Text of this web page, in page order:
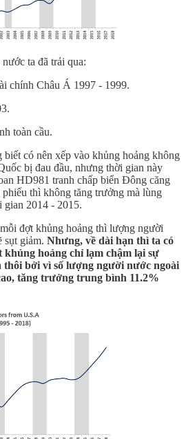
ta đã trải qua:
chính Châu Á 1997 - 1999.
toàn cầu.
có nên xếp vào khủng hoảng không
bị đau đầu, nhưng thời gian này
HD981 tranh chấp biển Đông căng
thì không tăng trưởng mà lùng
gian 2014 - 2015.
đợt khủng hoảng thì lượng người
sụt giảm. Nhưng, về dài hạn thì ta có
khủng hoảng chỉ lạm chậm lại sự
bởi vì số lượng người nước ngoài
tăng trưởng trung bình 11.2%